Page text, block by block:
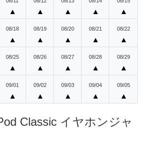
▲ ▲ ▲ ▲ ▲
08/18
▲
08/19
▲
08/20
▲
08/21
▲
08/22
▲
08/25
▲
08/26
▲
08/27
▲
08/28
▲
08/29
▲
09/01
▲
09/02
▲
09/03
▲
09/04
▲
09/05
▲
Classic イヤホンジャ